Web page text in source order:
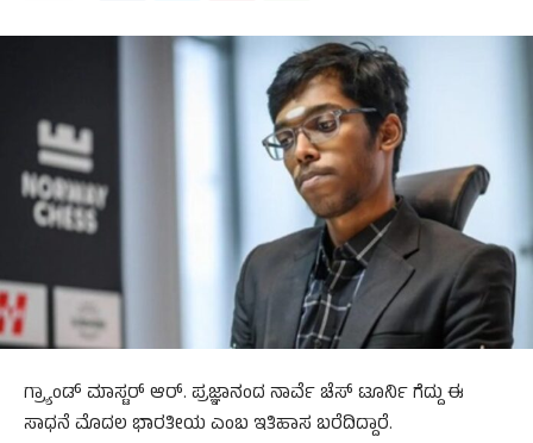
ಗ್ರ್ಯಾಂಡ್‌ ಮಾಸ್ಟರ್‌ ಆರ್.‌ ಪ್ರಜ್ಞಾನಂದ ನಾರ್ವೆ ಚೆಸ್‌ ಟೂರ್ನಿ ಗೆದ್ದು ಈ
ಸಾಧನೆ ಮೊದಲ ಭಾರತೀಯ ಎಂಬ ಇತಿಹಾಸ ಬರೆದಿದ್ದಾರೆ.